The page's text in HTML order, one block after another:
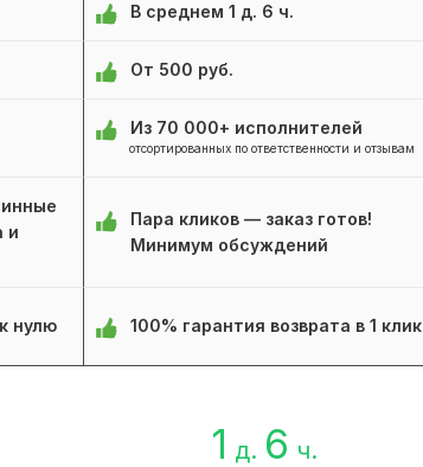
В среднем 1 д. 6 ч.
От 500 руб.
Из 70 000+ исполнителей
отсортированных по ответственности и отзывам
и
Пара кликов — заказ готов!
Минимум обсуждений
нулю 100% гарантия возврата в 1 клик
1 д. 6 ч.